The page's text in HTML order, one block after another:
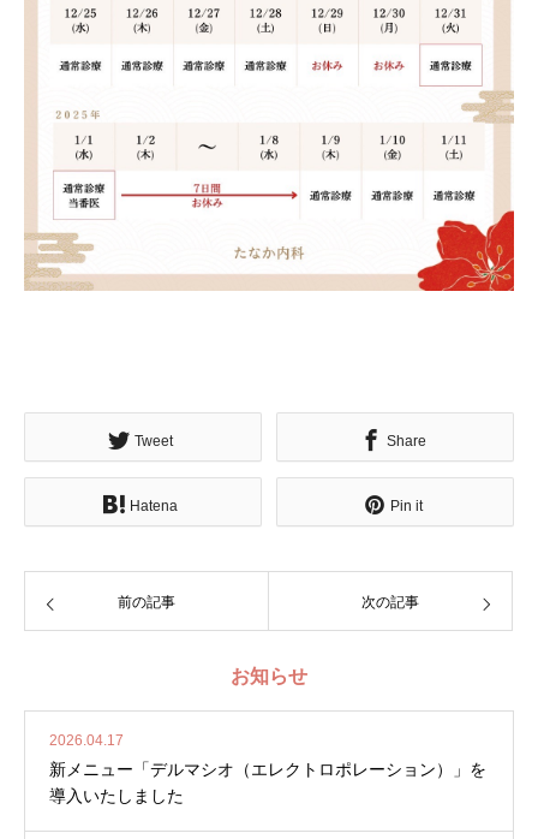
Tweet Share
Hatena Pin it
前の記事 次の記事
お知らせ
2026.04.17
新メニュー「デルマシオ（エレクトロポレーション）」を
導入いたしました